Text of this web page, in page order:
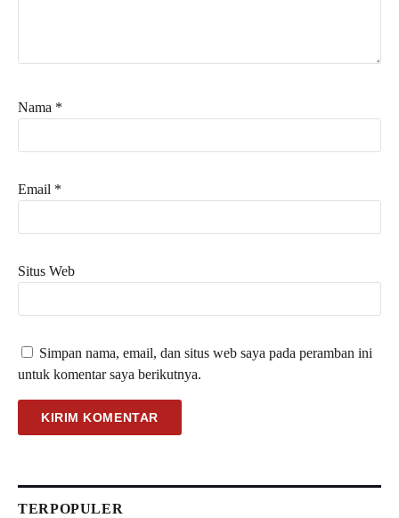
Nama *
Email *
Situs Web
Simpan nama, email, dan situs web saya pada peramban ini
untuk komentar saya berikutnya.
TERPOPULER